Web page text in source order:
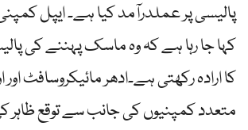
پالیسی پر عملدرآمد کیا ہے۔ ایپل
کہا جا رہا ہے کہ وہ ماسک پہننے کی
کا ارادہ رکھتی ہے۔ادھر مائیکروسافٹ
متعدد کمپنیوں کی جانب سے توقع